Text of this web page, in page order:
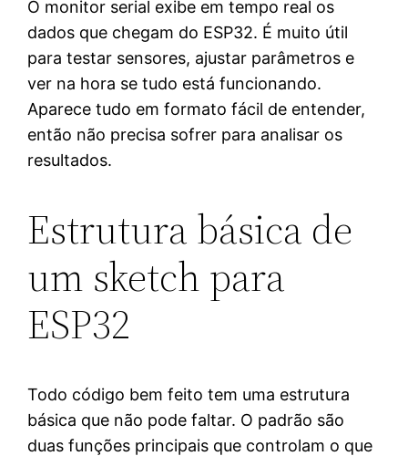
O monitor serial exibe em tempo real os
dados que chegam do ESP32. É muito útil
para testar sensores, ajustar parâmetros e
ver na hora se tudo está funcionando.
Aparece tudo em formato fácil de entender,
então não precisa sofrer para analisar os
resultados.
Estrutura básica de
um sketch para
ESP32
Todo código bem feito tem uma estrutura
básica que não pode faltar. O padrão são
duas funções principais que controlam o que